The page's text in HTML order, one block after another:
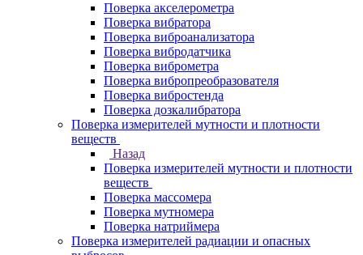
Поверка акселерометра
Поверка вибратора
Поверка виброанализатора
Поверка вибродатчика
Поверка виброметра
Поверка вибропреобразователя
Поверка вибростенда
Поверка дозкалибратора
Поверка измерителей мутности и плотности
веществ
Назад
Поверка измерителей мутности и плотности
веществ
Поверка массомера
Поверка мутномера
Поверка натриймера
Поверка измерителей радиации и опасных